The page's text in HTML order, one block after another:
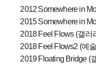
2012 Somewhere in
2015 Somewhere in
2018 Feel Flows (갤러
2018 Feel Flows2 (예
2019 Floating Bridge (